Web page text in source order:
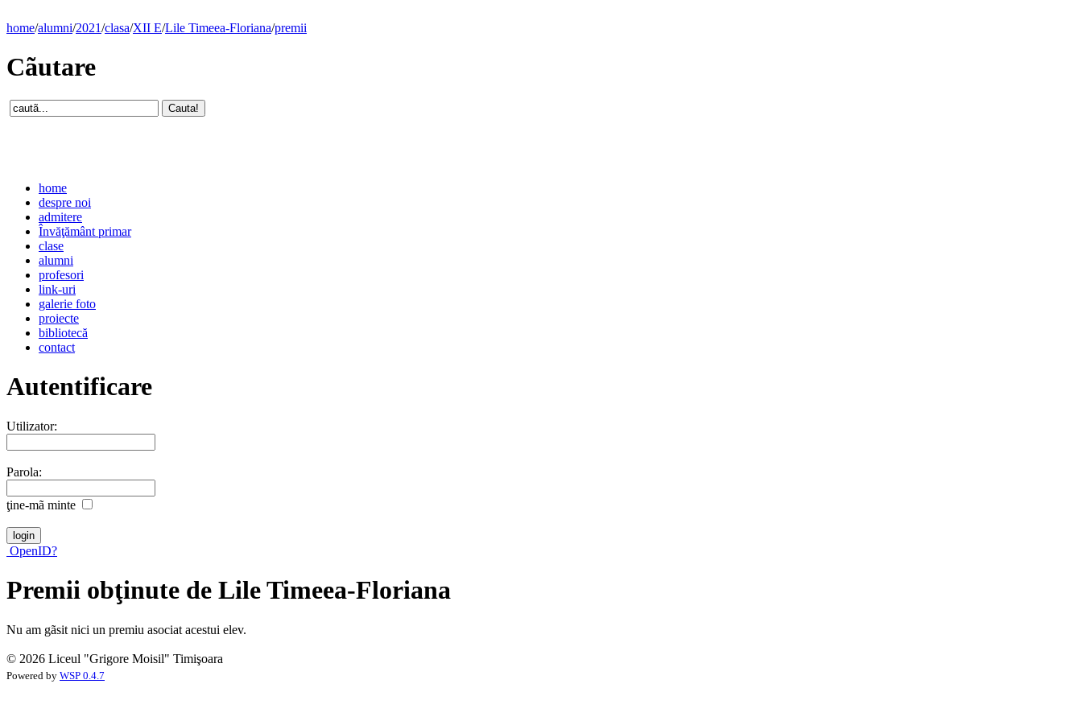
home/alumni/2021/clasa/XII E/Lile Timeea-Floriana/premii
Cãutare
home
despre noi
admitere
Învăţământ primar
clase
alumni
profesori
link-uri
galerie foto
proiecte
bibliotecă
contact
Autentificare
Utilizator:
Parola:
ţine-mã minte
OpenID?
Premii obţinute de Lile Timeea-Floriana
Nu am gãsit nici un premiu asociat acestui elev.
© 2026 Liceul "Grigore Moisil" Timişoara
Powered by WSP 0.4.7